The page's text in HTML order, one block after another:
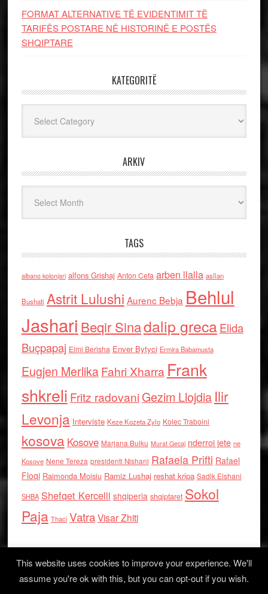
FORMAT ALTERNATIVE TË EVIDENTIMIT TË
TARIFËS POSTARE NË HISTORINË E POSTËS
SHQIPTARE
KATEGORITË
ARKIV
TAGS
albano kolonjari alfons Grishaj Anton Cefa arben llalla asllan
Bushati Astrit Lulushi Aurenc Bebja Behlul
Jashari Beqir Sinadalip grecaElida
Buçpapaj Elmi Berisha Enver Bytyci Ermira Babamusta
Eugjen MerlikaFahri Xharra Frank
shkreli Fritz radovaniGezim Llojdia Ilir
Levonja Interviste Keze Kozeta Zylo Kolec Traboini
kosova Kosove Marjana Bulku Murat Gecaj nderroi jete ne
Kosove Nene Tereza presidenti Nishani Rafaela Prifti Rafael
Floqi Raimonda Moisiu Ramiz Lushaj reshat kripa Sadik Elshani
SHBA Shefqet Kercelli shqiperia shqiptaret Sokol
Paja Thaci VatraVisar Zhiti
This website uses cookies to improve your experience. We'll
assume you're ok with this, but you can opt-out if you wish.